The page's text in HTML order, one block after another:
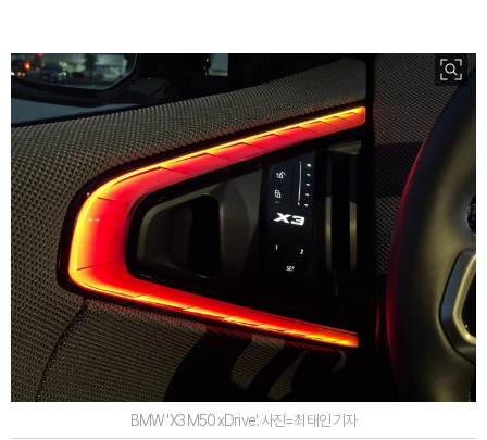
BMW 'X3 M50 xDrive'. 사진=최태인 기자